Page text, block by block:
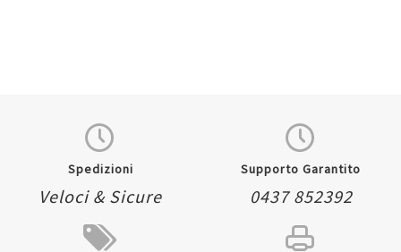
Spedizioni
Veloci & Sicure
Supporto Garantito
0437 852392